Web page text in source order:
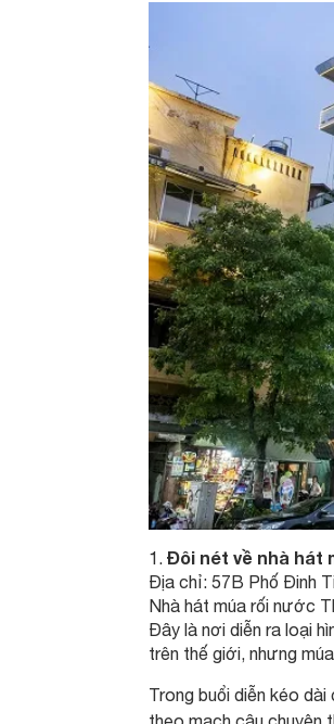
Đôi nét về nhà hát
Địa chỉ: 57B Phố Đinh
Nhà hát múa rối nước
Đây là nơi diễn ra loại
trên thế giới, nhưng
Trong buổi diễn kéo